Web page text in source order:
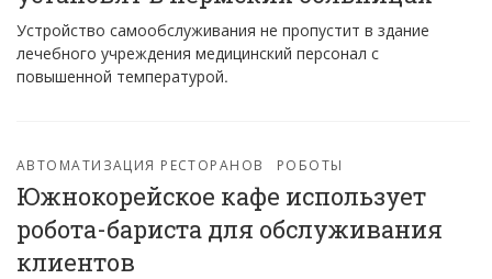
Устройство самообслуживания не пропустит в здание
лечебного учреждения медицинский персонал с
повышенной температурой.
АВТОМАТИЗАЦИЯ РЕСТОРАНОВ РОБОТЫ
Южнокорейское кафе использует
робота-бариста для обслуживания
клиентов